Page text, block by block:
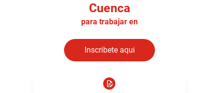
Cuenca
para trabajar en
Inscribete aqui